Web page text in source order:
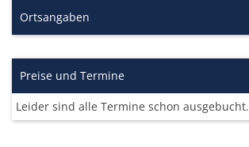
Ortsangaben
Preise und Termine
Leider sind alle Termine schon ausgebucht.